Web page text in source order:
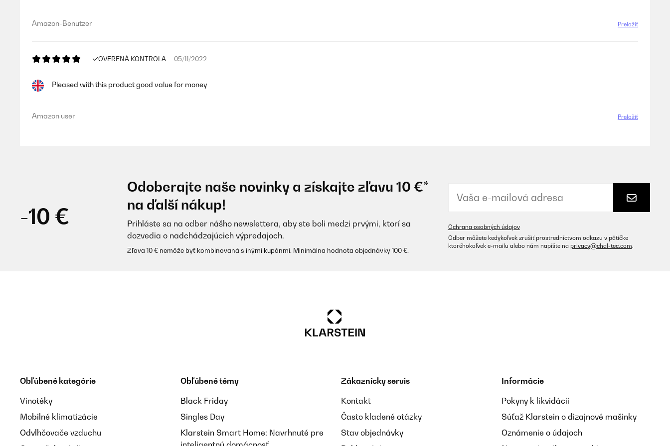
Amazon-Benutzer Preložiť
OVERENÁ KONTROLA 05/11/2022
Pleased with this product good value for money
Amazon user Preložiť
-10 €
Odoberajte naše novinky a získajte zľavu 10 €*
na ďalší nákup!
Prihláste sa na odber nášho newslettera, aby ste boli medzi prvými, ktorí sa
dozvedia o nadchádzajúcich výpredajoch.
Zľava 10 € nemôže byť kombinovaná s inými kupónmi. Minimálna hodnota objednávky 100 €.
Ochrana osobných údajov
Odber môžete kedykoľvek zrušiť prostredníctvom odkazu v pätičke
ktoréhokoľvek e-mailu alebo nám napíšte na privacy@chal-tec.com.
Obľúbené kategórie
Vinotéky
Mobilné klimatizácie
Odvlhčovače vzduchu
Obľúbené témy
Black Friday
Singles Day
Klarstein Smart Home: Navrhnuté pre
Zákaznícky servis
Kontakt
Často kladené otázky
Stav objednávky
Informácie
Pokyny k likvidácií
Súťaž Klarstein o dizajnové mašinky
Oznámenie o údajoch